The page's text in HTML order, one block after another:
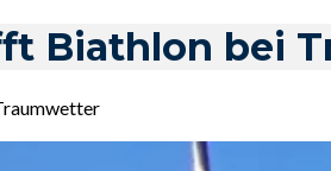
Biathlon bei